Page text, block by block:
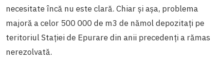
necesitate încă nu este clară. Chiar și așa, problema
majoră a celor 500 000 de m3 de nămol depozitați pe
teritoriul Stației de Epurare din anii precedenți a rămas
nerezolvată.